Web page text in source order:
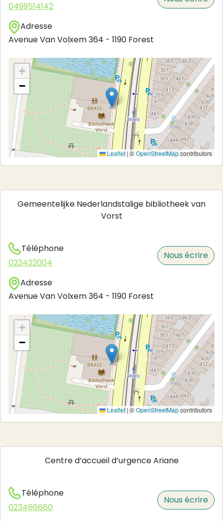
0499514142
Adresse
Avenue Van Volxem 364 - 1190 Forest
+
−
Leaflet | ©OpenStreetMapcontributors
Gemeentelijke Nederlandstalige bibliotheek van
Vorst
Téléphone
023432004
Nous écrire
Adresse
Avenue Van Volxem 364 - 1190 Forest
+
−
Leaflet | ©OpenStreetMapcontributors
Centre d’accueil d’urgence Ariane
Téléphone
023466660
Nous écrire